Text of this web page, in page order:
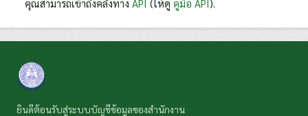
คุณสามารถเข้าถึงคลังทาง API (ให้ดู คู่มือ API).
ยินดีต้อนรับสู่ระบบบัญชีข้อมูลของสำนักงาน